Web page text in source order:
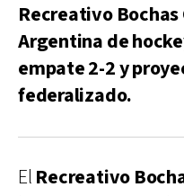
Recreativo Bochas
Argentina de
empate 2-2 y
federalizado.
El Recreativo